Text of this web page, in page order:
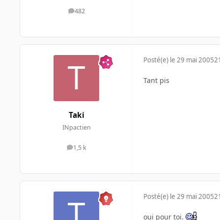
482
messages
Taki
INpactien
1,5 k
messages
Posté(e) le 29 mai 2005
Tant pis
Posté(e) le 29 mai 2005
oui pour toi.